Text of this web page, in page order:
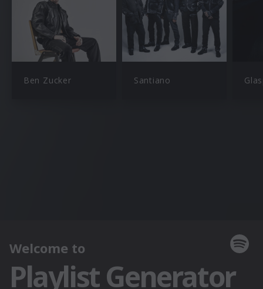
Ben Zucker Santiano